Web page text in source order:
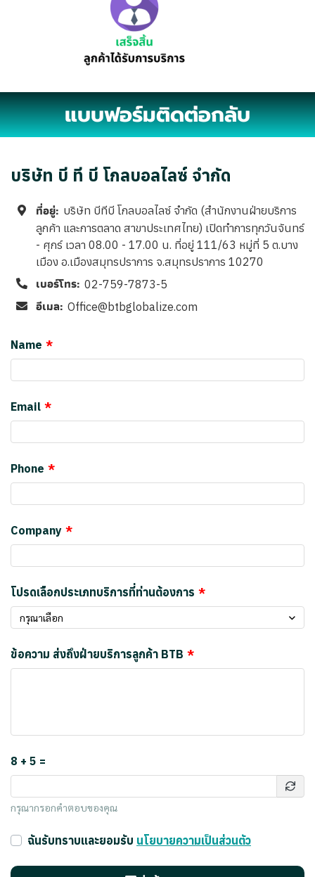
แบบฟอร์มติดต่อกลับ
บริษัท บี ที บี โกลบอลไลซ์ จำกัด
ที่อยู่: บริษัท บีทีบี โกลบอลไลซ์ จำกัด (สำนักงานฝ่ายบริการ
ลูกค้า และการตลาด สาขาประเทศไทย) เปิดทำการทุกวันจันทร์
- ศุกร์ เวลา 08.00 - 17.00 น. ที่อยู่ 111/63 หมู่ที่ 5 ต.บาง
เมือง อ.เมืองสมุทรปราการ จ.สมุทรปราการ 10270
เบอร์โทร: 02-759-7873-5
อีเมล: Office@btbglobalize.com
Name
Email
Phone
Company
โปรดเลือกประเภทบริการที่ท่านต้องการ
กรุณาเลือก
ข้อความ ส่งถึงฝ่ายบริการลูกค้า BTB
8 + 5 =
กรุณากรอกคำตอบของคุณ
ฉันรับทราบและยอมรับ นโยบายความเป็นส่วนตัว